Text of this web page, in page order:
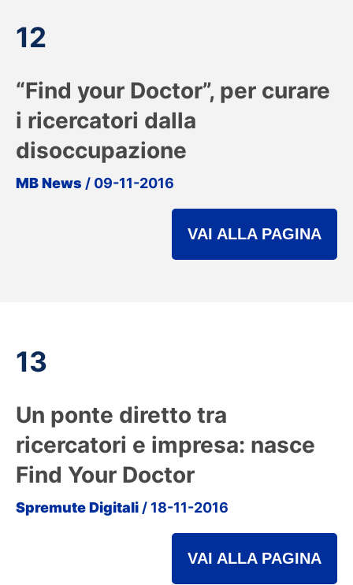
12
“Find your Doctor”, per curare
i ricercatori dalla
disoccupazione
MB News / 09-11-2016
VAI ALLA PAGINA
13
Un ponte diretto tra
ricercatori e impresa: nasce
Find Your Doctor
Spremute Digitali / 18-11-2016
VAI ALLA PAGINA